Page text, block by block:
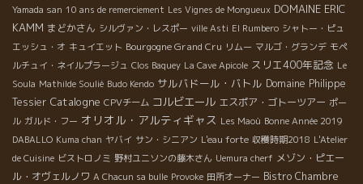
Yamada san 10 ans de remerciement Les Vignes de Mongueux DOMAINE ERIC
KAMM まどかさん シルヴァン・レスポー ville Asti El Rumbero シャトー・ピュ
エッシュ・オ キュイエット Bourgogne Grand Cru リムー マルゴ・グランデ モペ
ルチュイ・ネイルプラージュ Clos Baquey La Cave Apicole スリエ400年記念 Le
Soula Mathilde Soulié Budo Kendo サルバドール・バトル Domaine Philippe
Tessier Catalogne CPVチーム コルビエール エスポア・ゴトーツアー ポー
ル ガルド・フー オリオル・アルティギャス Les Maoù Bonne Année 2019
DABALLO Kuma chan ヤバイ サン・シニアン L'eau forte 収穫時期2018 L'Atelier
de Cuisine ビストロノミ 野村ユニソンの藤木さん Uemura cherf メゾン・ピエー
ル・オヴェルノワ A Chacun sa bulle Provoke 田所オーナー Bistro Chambre